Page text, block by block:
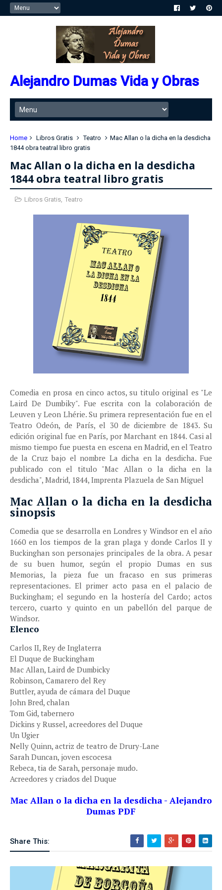
Alejandro Dumas Vida y Obras
Home Libros Gratis Teatro
Mac Allan o la dicha en la desdicha
1844 obra teatral libro gratis
Mac Allan o la dicha en la desdicha
1844 obra teatral libro gratis
Libros Gratis, Teatro
Comedia en prosa en cinco actos, su titulo original es "Le
Laird De Dumbiky". Fue escrita con la colaboración de
Leuven y Leon Lhérie. Su primera representación fue en el
Teatro Odeón, de París, el 30 de diciembre de 1843. Su
edición original fue en París, por Marchant en 1844. Casi al
mismo tiempo fue puesta en escena en Madrid, en el Teatro
de la Cruz bajo el nombre La dicha en la desdicha. Fue
publicado con el titulo "Mac Allan o la dicha en la
desdicha", Madrid, 1844, Imprenta Plazuela de San Miguel
Mac Allan o la dicha en la desdicha
sinopsis
Comedia que se desarrolla en Londres y Windsor en el año
1660 en los tiempos de la gran plaga y donde Carlos II y
Buckinghan son personajes principales de la obra. A pesar
de su buen humor, según el propio Dumas en sus
Memorias, la pieza fue un fracaso en sus primeras
representaciones. El primer acto pasa en el palacio de
Buckingham; el segundo en la hostería del Cardo; actos
tercero, cuarto y quinto en un pabellón del parque de
Windsor.
Elenco
Carlos II, Rey de Inglaterra
El Duque de Buckingham
Mac Allan, Laird de Dumbicky
Robinson, Camarero del Rey
Buttler, ayuda de cámara del Duque
John Bred, chalan
Tom Gid, tabernero
Dickins y Russel, acreedores del Duque
Un Ugier
Nelly Quinn, actriz de teatro de Drury-Lane
Sarah Duncan, joven escocesa
Rebeca, tia de Sarah, personaje mudo.
Acreedores y criados del Duque
Mac Allan o la dicha en la desdicha - Alejandro
Dumas PDF
Share This: